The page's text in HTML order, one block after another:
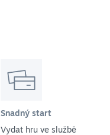
Snadný start
Vydat hru ve službě